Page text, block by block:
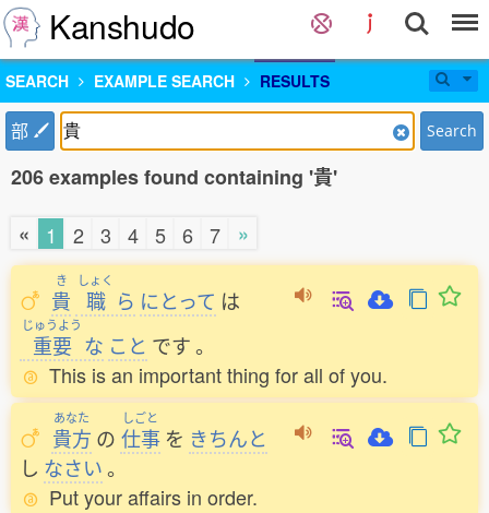
Kanshudo
SEARCH EXAMPLE SEARCH RESULTS
部 Search
206 examples found containing '貴'
« 1 2 3 4 5 6 7 »
き
貴
しょく
職 ら にとって は
じゅうよう
重要 な こと です。
This is an important thing for all of you.
あなた
貴方 の
しごと
仕事 を きちんと
し なさい。
Put your affairs in order.